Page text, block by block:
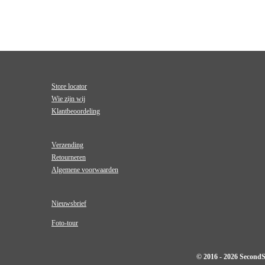
Store locator
Wie zijn wij
Klantbeoordeling
Verzending
Retourneren
Algemene voorwaarden
Nieuwsbrief
Foto-tour
© 2016 - 2026